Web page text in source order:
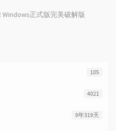
Windows正式版完美破解版
105
4021
9年319天